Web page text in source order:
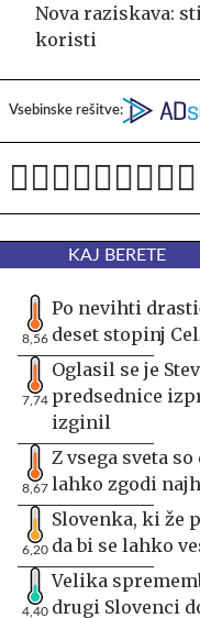
Nova raziskava:
koristi
Vsebinske rešitve:
KAJ BERETE
8,56
Po nevihti
deset stopinj
7,74
Oglasil se je
predsednice
izginil
8,67
Z vsega sveta
lahko zgodi
6,20
Slovenka, ki že
da bi se lahko
4,40
Velika
drugi Slovenci